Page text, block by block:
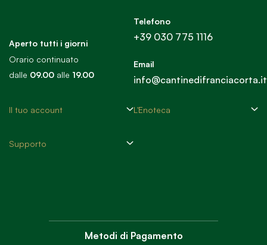
Aperto tutti i giorni
Orario continuato
dalle 09.00 alle 19.00
Telefono
+39 030 775 1116
Email
info@cantinedifranciacorta.it
Il tuo account L'Enoteca
Supporto
Metodi di Pagamento